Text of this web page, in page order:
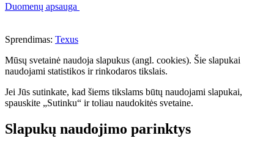
Duomenų apsauga
Sprendimas: Texus
Mūsų svetainė naudoja slapukus (angl. cookies). Šie slapukai
naudojami statistikos ir rinkodaros tikslais.
Jei Jūs sutinkate, kad šiems tikslams būtų naudojami slapukai,
spauskite „Sutinku“ ir toliau naudokitės svetaine.
Slapukų naudojimo parinktys